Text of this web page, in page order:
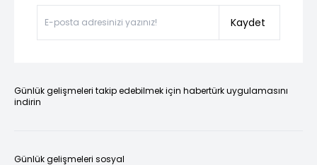
Kaydet
Günlük gelişmeleri takip edebilmek için habertürk uygulamasını
indirin
Günlük gelişmeleri sosyal